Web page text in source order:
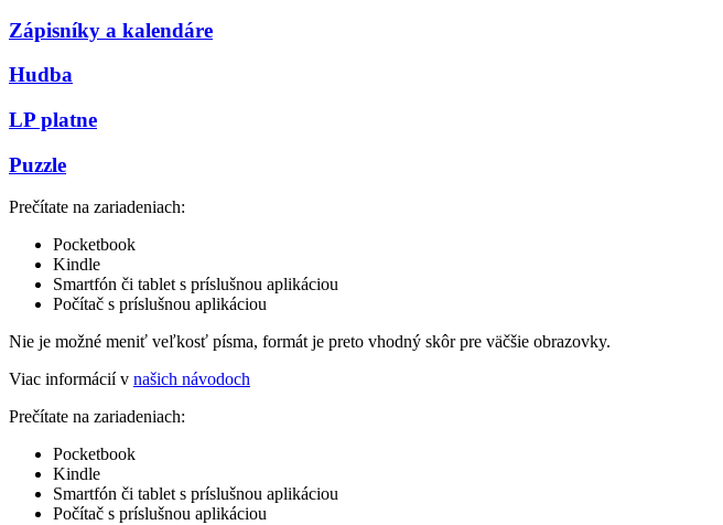
Zápisníky a kalendáre
Hudba
LP platne
Puzzle
Prečítate na zariadeniach:
Pocketbook
Kindle
Smartfón či tablet s príslušnou aplikáciou
Počítač s príslušnou aplikáciou
Nie je možné meniť veľkosť písma, formát je preto vhodný skôr pre väčšie obrazovky.
Viac informácií v našich návodoch
Prečítate na zariadeniach:
Pocketbook
Kindle
Smartfón či tablet s príslušnou aplikáciou
Počítač s príslušnou aplikáciou